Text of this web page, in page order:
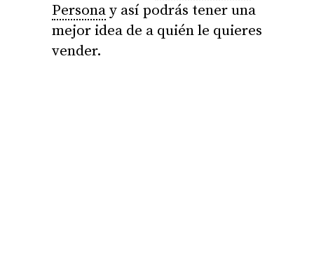
Personay así podrás tener una
mejor idea de a quién le quieres
vender.